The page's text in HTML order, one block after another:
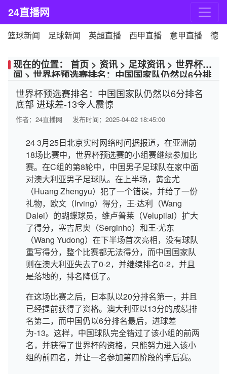
24直播网
篮球新闻 足球新闻 英超直播 西甲直播 意甲直播 德
现在的位置： 首页 > 资讯 > 足球资讯 > 世界杯新
闻 > 世界杯预选赛排名：中国国家队仍然以6分排
世界杯预选赛排名：中国国家队仍然以6分排名
底部 进球差-13令人震惊
作者： 24直播网 发布时间：2025-04-02 18:45:00
24 3月25日北京实时网络时间据报道，在亚洲前
18场比赛中，世界杯预选赛的小组赛继续参加比
赛。在C组的第8轮中，中国男子足球队在家中面
对澳大利亚男子足球队。在上半场，黄金尤
（Huang Zhengyu）犯了一个错误，并给了一份
礼物，欧文（Irving）得分，王·达利（Wang
Dalei）的蝴蝶球员，维卢普莱（Velupilai）扩大
了得分，塞吉尼奥（Serginho）和王·尤东
（Wang Yudong）在下半场首次亮相，没有球队
重写得分，整个比赛都无法得分，而中国国家队
则在澳大利亚失去了0-2，并继续排名0-2，并且
是落地的，排名降低了。
在这场比赛之后，日本队以20分排名第一，并且
已经提前获得了资格。澳大利亚以13分的成绩排
名第二，而中国仍以6分排名最后，进球差
为-13。这样，中国球队完全错过了该小组的前两
名，并获得了世界杯的资格，只能努力进入该小
组的前四名，并让一名参加第四阶段的季后赛。